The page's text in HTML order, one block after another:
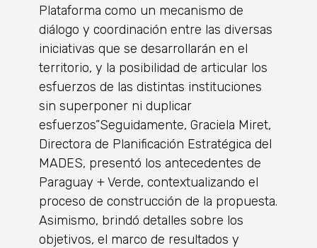
Plataforma como un mecanismo de
diálogo y coordinación entre las diversas
iniciativas que se desarrollarán en el
territorio, y la posibilidad de articular los
esfuerzos de las distintas instituciones
sin superponer ni duplicar
esfuerzos”Seguidamente, Graciela Miret,
Directora de Planificación Estratégica del
MADES, presentó los antecedentes de
Paraguay + Verde, contextualizando el
proceso de construcción de la propuesta.
Asimismo, brindó detalles sobre los
objetivos, el marco de resultados y